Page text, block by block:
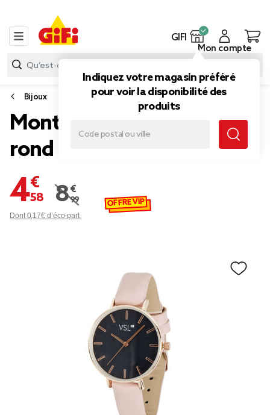
GIFI
Indiquez votre magasin préféré
pour voir la disponibilité des
produits
Mon compte
Bijoux
Montre femme cadran
rond bracelet simili rose
4,58 €
Prix remisé de 8,99 € à 4,58 €
8,99 €
Dont 0,17€ d’éco-part
OFFRE VIP